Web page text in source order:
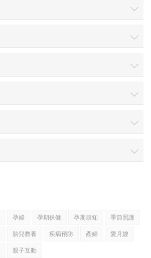
孕婦 孕期保健 孕期須知
季節照護
胎兒教養 疾病預防 產婦
愛月嫂
親子互動